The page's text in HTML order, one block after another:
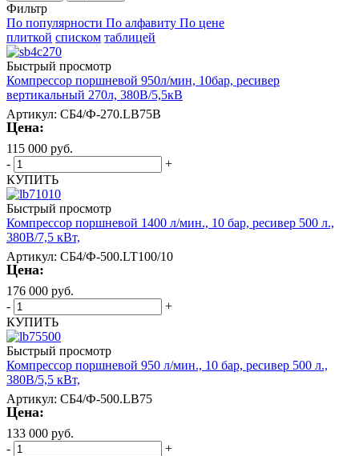
Фильтр
По популярности По алфавиту По цене
плиткой списком таблицей
Быстрый просмотр
Компрессор поршневой 950л/мин, 10бар, ресивер
вертикальный 270л, 380В/5,5кВ
Артикул: СБ4/Ф-270.LB75B
Цена:
115 000 руб.
-
+
КУПИТЬ
Быстрый просмотр
Компрессор поршневой 1400 л/мин., 10 бар, ресивер 500 л.,
380В/7,5 кВт,
Артикул: СБ4/Ф-500.LT100/10
Цена:
176 000 руб.
-
+
КУПИТЬ
Быстрый просмотр
Компрессор поршневой 950 л/мин., 10 бар, ресивер 500 л.,
380В/5,5 кВт,
Артикул: СБ4/Ф-500.LB75
Цена:
133 000 руб.
-
+